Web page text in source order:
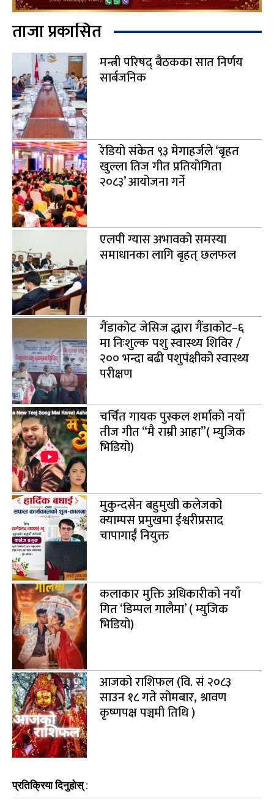
ताजा प्रकासित
मन्त्री परिषद् बैठकका सात निर्णय
सार्बजनिक
रेडियो संकेत ९३ मेगाहर्जले ‘बृहत
खुल्ला तिज गीत प्रतियोगिता
२०८३’ आयोजना गर्ने
एलपी ग्यास अभावको समस्या
समाधानका लागि बृहत् छलफल
गैंडाकोट जेसिज द्धारा गैंडाकोट–६
मा निःशुल्क पशु स्वास्थ्य शिविर /
२०० भन्दा बढी पशुपंक्षीको स्वास्थ्य
परीक्षण
चर्चित गायक पुस्कल शर्माको नयाँ
तीज गीत “मै राम्री आहा”( म्युजिक
भिडियो)
मुकुन्दसेन बहुमुखी कलेजको
क्याम्पस प्रमुखमा ईश्वरीप्रसाद
चापागाईं नियुक्त
कलाकार मुक्ति अधिकारीको नयाँ
गित ‘डिम्पल गालैमा’ ( म्युजिक
भिडियो)
आजको राशिफल (वि. सं २०८३
साउन १८ गते सोमबार, श्रावण
कृष्णपक्ष पञ्चमी तिथि )
प्रतिक्रिया दिनुहोस् :